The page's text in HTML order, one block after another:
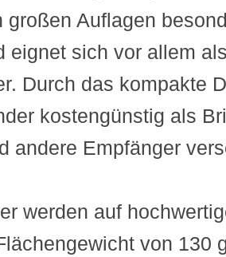
großen Auflagen
eignet sich vor allem
Durch das kompakte
kostengünstig als
andere Empfänger
werden auf
von 130